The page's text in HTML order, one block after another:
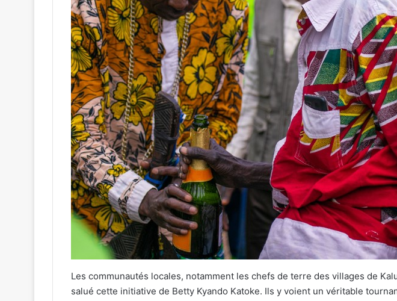
Les communautés locales, notamment les chefs de terre des villages de
salué cette initiative de Betty Kyando Katoke. Ils y voient un véritable